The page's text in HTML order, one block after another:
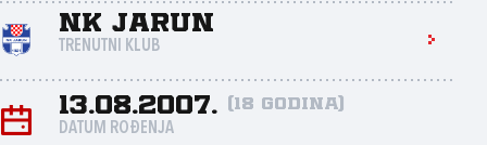
NK Jarun
TRENUTNI KLUB
13.08.2007. (18 godina)
DATUM ROĐENJA